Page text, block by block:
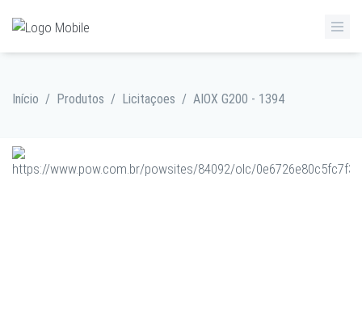
Início / Produtos / Licitaçoes / AIOX G200 - 1394